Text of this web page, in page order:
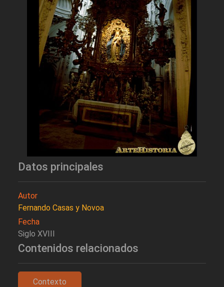
Datos principales
Autor
Fernando Casas y Novoa
Fecha
Siglo XVIII
Contenidos relacionados
Contexto